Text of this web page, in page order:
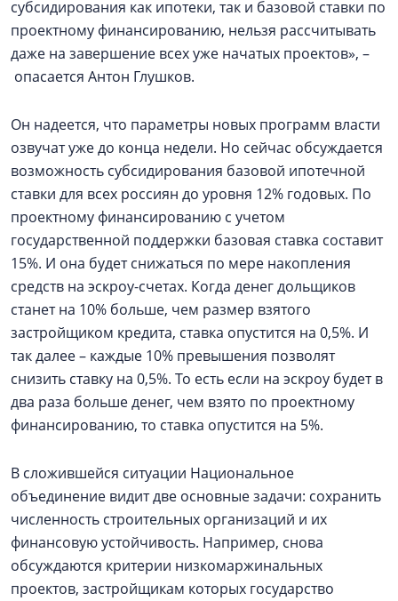
субсидирования как ипотеки, так и базовой ставки по
проектному финансированию, нельзя рассчитывать
даже на завершение всех уже начатых проектов», –
опасается Антон Глушков.
Он надеется, что параметры новых программ власти
озвучат уже до конца недели. Но сейчас обсуждается
возможность субсидирования базовой ипотечной
ставки для всех россиян до уровня 12% годовых. По
проектному финансированию с учетом
государственной поддержки базовая ставка составит
15%. И она будет снижаться по мере накопления
средств на эскроу-счетах. Когда денег дольщиков
станет на 10% больше, чем размер взятого
застройщиком кредита, ставка опустится на 0,5%. И
так далее – каждые 10% превышения позволят
снизить ставку на 0,5%. То есть если на эскроу будет в
два раза больше денег, чем взято по проектному
финансированию, то ставка опустится на 5%.
В сложившейся ситуации Национальное
объединение видит две основные задачи: сохранить
численность строительных организаций и их
финансовую устойчивость. Например, снова
обсуждаются критерии низкомаржинальных
проектов, застройщикам которых государство